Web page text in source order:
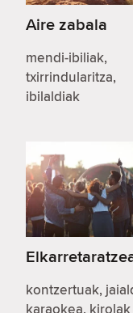
Aire zabala
mendi-ibiliak,
txirrindularitza,
ibilaldiak
kontzertuak,
karaokea, kirolak